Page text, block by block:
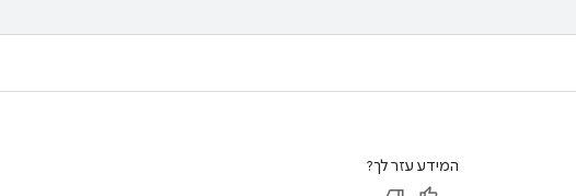
המידע עזר לך?